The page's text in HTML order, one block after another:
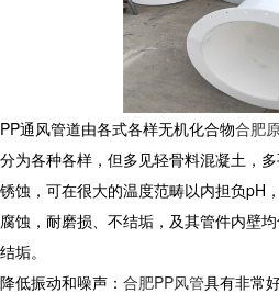
PP通风管道由各式各样无机化合物合肥
分为各种各样，但多见轻骨料混凝土，
锈蚀，可在很大的温度范畴以内担负pH
腐蚀，耐磨损、不结垢，及其管件内壁
结垢。
降低振动和噪声： 合肥PP风管具有非常